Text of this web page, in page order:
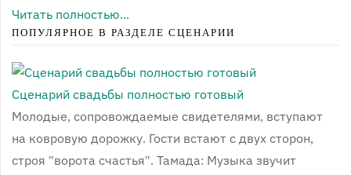
Читать полностью...
ПОПУЛЯРНОЕ В РАЗДЕЛЕ СЦЕНАРИИ
Сценарий свадьбы полностью готовый
Молодые, сопровождаемые свидетелями, вступают
на ковровую дорожку. Гости встают с двух сторон,
строя "ворота счастья". Тамада: Музыка звучит